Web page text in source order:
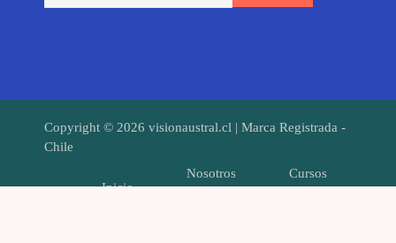
Copyright © 2026 visionaustral.cl | Marca Registrada -
Chile
Inicio
Nosotros Cursos